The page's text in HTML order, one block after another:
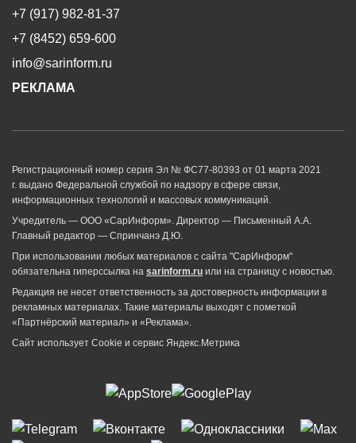
+7 (917) 982-81-37
+7 (8452) 659-600
info@sarinform.ru
РЕКЛАМА
Регистрационный номер серия Эл № ФС77-80393 от 01 марта 2021
г. выдано Федеральной службой по надзору в сфере связи,
информационных технологий и массовых коммуникаций.
Учредитель — ООО «СарИнформ». Директор — Письменный А.А.
Главный редактор — Спринчанэ Д.Ю.
При использовании любых материалов с сайта "СарИнформ"
обязательна гиперссылка на sarinform.ru или на страницу с новостью.
Редакция не несет ответственность за достоверность информации в
рекламных материалах. Такие материалы выходят с пометкой
«Партнёрский материал» и «Реклама».
Сайт использует Cookie и сервиc Яндекс.Метрика